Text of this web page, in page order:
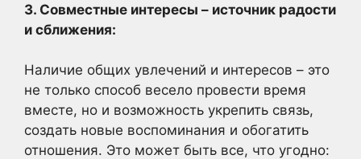
3. Совместные интересы – источник радости
и сближения:
Наличие общих увлечений и интересов – это
не только способ весело провести время
вместе, но и возможность укрепить связь,
создать новые воспоминания и обогатить
отношения. Это может быть все, что угодно: